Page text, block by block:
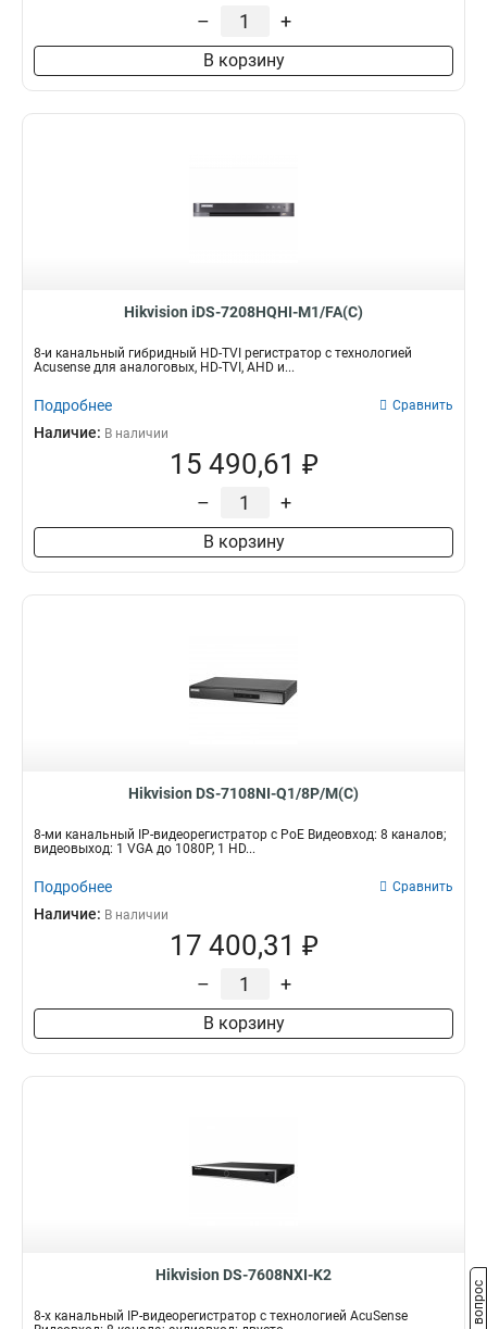
– +
В корзину
Hikvision iDS-7208HQHI-M1/FA(C)
8-и канальный гибридный HD-TVI регистратор с технологией
Acusense для аналоговых, HD-TVI, AHD и...
Подробнее Сравнить
Наличие: В наличии
15 490,61 ₽
– +
В корзину
Hikvision DS-7108NI-Q1/8P/M(C)
8-ми канальный IP-видеорегистратор c PoE Видеовход: 8 каналов;
видеовыход: 1 VGA до 1080Р, 1 HD...
Подробнее Сравнить
Наличие: В наличии
17 400,31 ₽
– +
В корзину
Hikvision DS-7608NXI-K2
8-х канальный IP-видеорегистратор с технологией AcuSense